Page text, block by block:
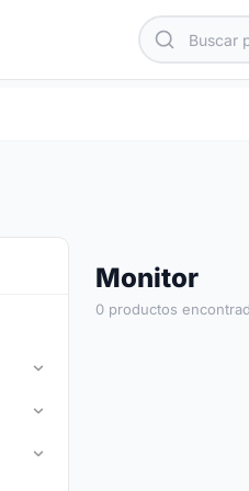
Monitor
0 productos